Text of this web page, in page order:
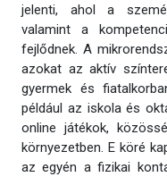
jelenti, ahol a
valamint a
fejlődnek. A
azokat az aktív
gyermek és
például az iskola és
online játékok,
környezetben. E köré
az egyén a fizikai